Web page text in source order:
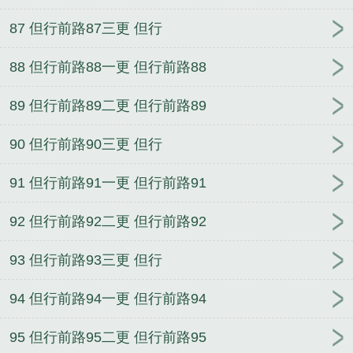
87 但行前路87三更 但行
88 但行前路88一更 但行前路88
89 但行前路89二更 但行前路89
90 但行前路90三更 但行
91 但行前路91一更 但行前路91
92 但行前路92二更 但行前路92
93 但行前路93三更 但行
94 但行前路94一更 但行前路94
95 但行前路95二更 但行前路95